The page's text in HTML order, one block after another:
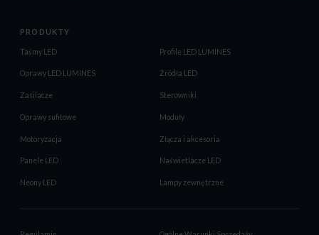
PRODUKTY
Taśmy LED Profile LED LUMINES
Oprawy LED LUMINES Źródła LED
Zasilacze Sterowniki
Oprawy sufitowe Moduły
Motoryzacja Złącza i akcesoria
Panele LED Naświetlacze LED
Neony LED Lampy zewnętrzne